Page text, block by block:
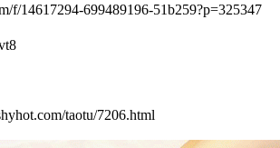
f/14617294-699489196-51b259?p=325347
taotu/7206.html